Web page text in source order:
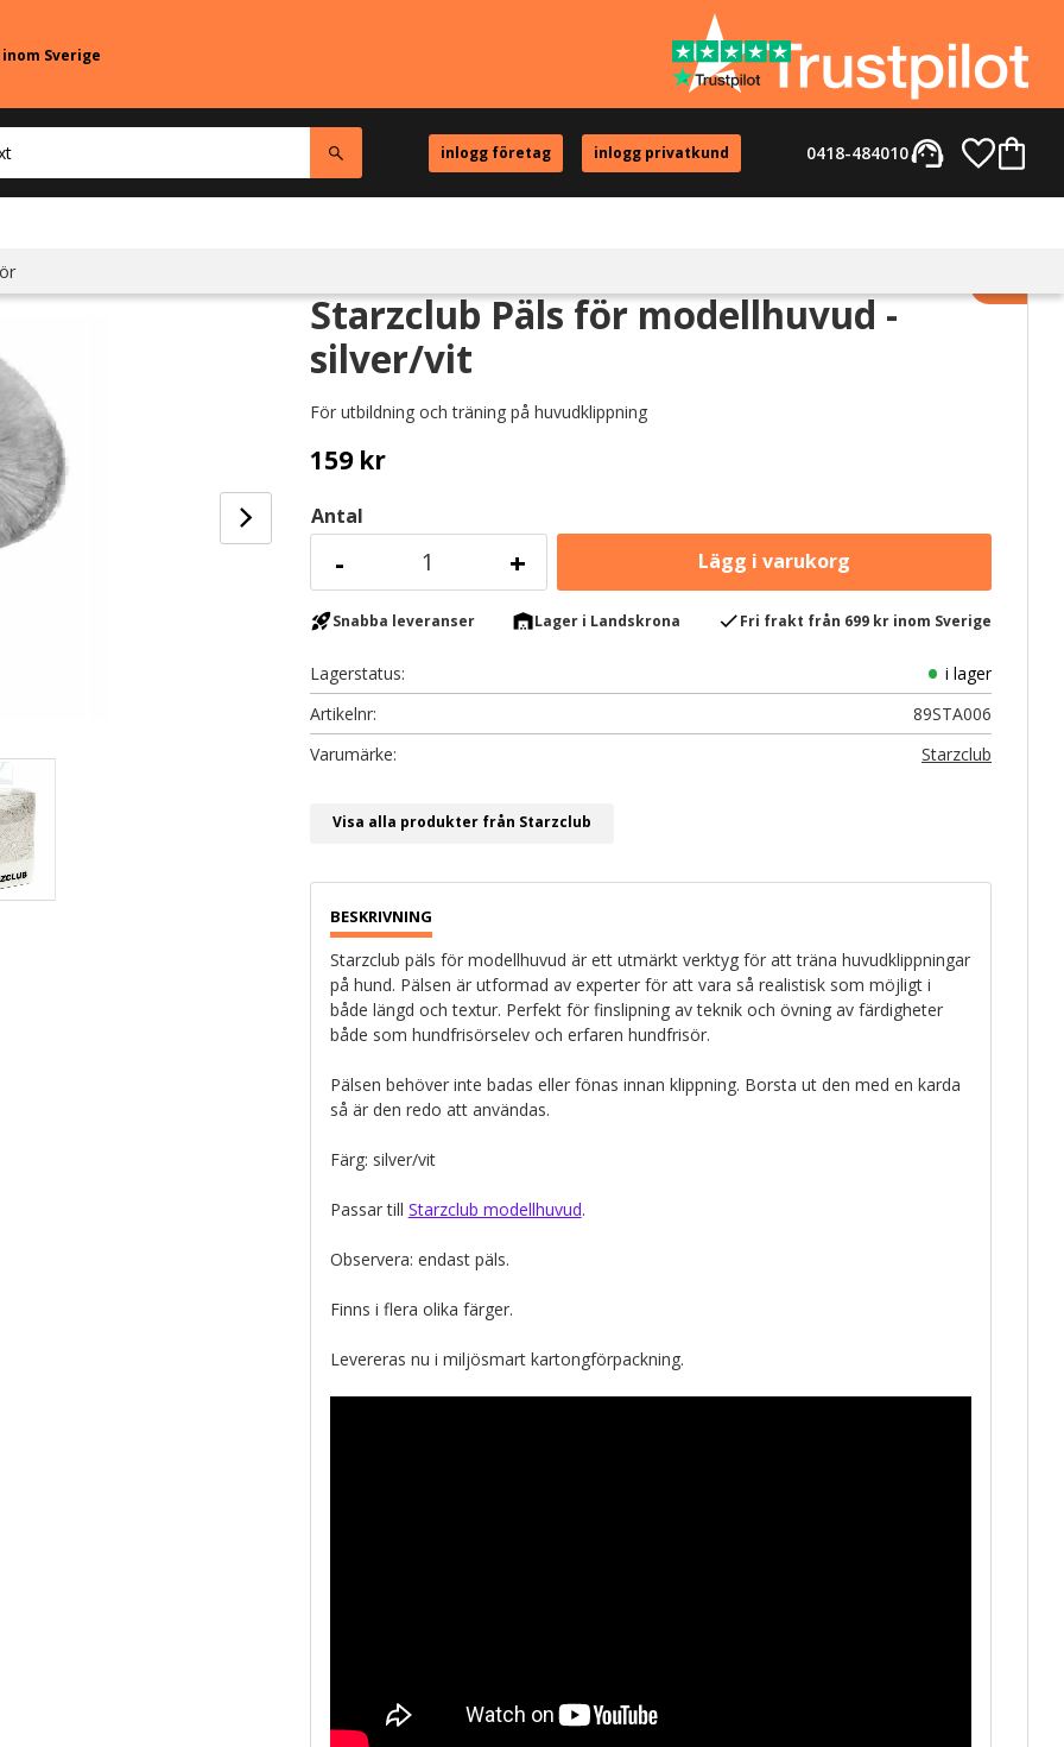
Sverige
inlogg företag inlogg privatkund support_agent
0418-484010
Starzclub Päls för modellhuvud -
silver/vit
För utbildning och träning på huvudklippning
159kr
Antal
+
-
Lägg
rocket_launchSnabba leveranser warehouseLager i Landskrona checkFri frakt från 699 kr inom Sverige
Lagerstatus
i lager
Artikelnr
89STA006
Starzclub
Visa alla produkter från Starzclub
Starzclub päls för modellhuvud är ett utmärkt verktyg för att träna huvudklippningar
på hund. Pälsen är utformad av experter för att vara så realistisk som möjligt i
både längd och textur. Perfekt för finslipning av teknik och övning av färdigheter
både som hundfrisörselev och erfaren hundfrisör.
Pälsen behöver inte badas eller fönas innan klippning. Borsta ut den med en karda
så är den redo att användas.
Färg: silver/vit
Passar till Starzclub modellhuvud.
Observera: endast päls.
Finns i flera olika färger.
Levereras nu i miljösmart kartongförpackning.